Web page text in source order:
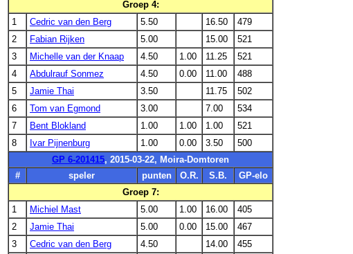
Groep 4:
1
Cedric van den Berg 5.50 16.50
479
2
Fabian Rijken 5.00 15.00
521
3
Michelle van der Knaap 4.50 1.00 11.25
521
4
Abdulrauf Sonmez 4.50 0.00 11.00
488
5
Jamie Thai 3.50 11.75
502
6
Tom van Egmond 3.00 7.00
534
7
Bent Blokland 1.00 1.00 1.00
521
8
Ivar Pijnenburg 1.00 0.00 3.50
500
GP 6-201415, 2015-03-22, Moira-Domtoren
#
speler punten O.R. S.B.
GP-elo
Groep 7:
1
Michiel Mast 5.00 1.00 16.00
405
2
Jamie Thai 5.00 0.00 15.00
467
3
Cedric van den Berg 4.50 14.00
455